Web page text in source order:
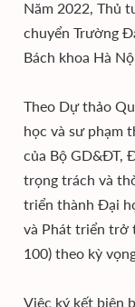
Năm 2022, Thủ
chuyển Trường
Bách khoa Hà
Theo Dự thảo
học và sư phạm
của Bộ GD&ĐT,
trọng trách và
triển thành Đại
và Phát triển trở
100) theo kỳ
Việc ký kết biên